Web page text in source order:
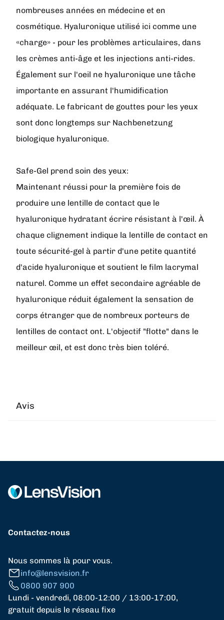
nombreuses années en médecine et en
cosmétique. Hyaluronique utilisé ici comme une
«charge» - pour les problèmes articulaires, dans
les crèmes anti-âge et les injections anti-rides.
Également sur ​​l'oeil ne hyaluronique une tâche
importante en assurant l'humidification
adéquate. Le fabricant de gouttes pour les yeux
sont donc longtemps sur Nachbenetzung
biologique hyaluronique.
Safe-Gel prend soin des yeux:
Maintenant réussi pour la première fois de
produire une lentille de contact que le
hyaluronique hydratant écrire résistant à l'œil. À
chaque clignement indique la lentille de contact en
toute sécurité-gel à partir d'une petite quantité
d'acide hyaluronique et soutient le film lacrymal
naturel. Comme un effet secondaire agréable de
hyaluronique réduit également la sensation de
corps étranger que de nombreux porteurs de
lentilles de contact ont. L'objectif "flotte" dans le
meilleur œil, et est donc très bien toléré.
Avis
Contactez-nous
Nous sommes là pour vous.
info@lensvision.fr
0800 907 900
Lundi - vendredi, 08:00-12:00 / 13:00-17:00,
gratuit depuis le réseau fixe